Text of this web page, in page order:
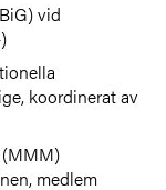
vid
koordinerat av
medlem